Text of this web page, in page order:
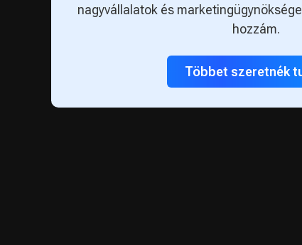
nagyvállalatok és
hozzám.
Többet szeretnék